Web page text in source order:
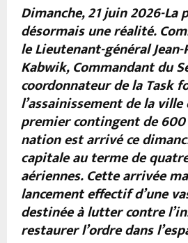
Dimanche, 21 juin 2026-La
désormais une réalité.
le Lieutenant-général
Kabwik, Commandant du
coordonnateur de la Task
l’assainissement de la
premier contingent de
nation est arrivé ce
capitale au terme de
aériennes. Cette arrivée
lancement effectif d’une
destinée à lutter contre
restaurer l’ordre dans